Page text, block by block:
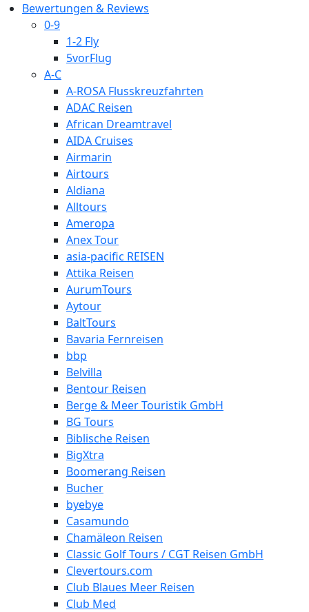
Bewertungen & Reviews
0-9
1-2 Fly
5vorFlug
A-C
A-ROSA Flusskreuzfahrten
ADAC Reisen
African Dreamtravel
AIDA Cruises
Airmarin
Airtours
Aldiana
Alltours
Ameropa
Anex Tour
asia-pacific REISEN
Attika Reisen
AurumTours
Aytour
BaltTours
Bavaria Fernreisen
bbp
Belvilla
Bentour Reisen
Berge & Meer Touristik GmbH
BG Tours
Biblische Reisen
BigXtra
Boomerang Reisen
Bucher
byebye
Casamundo
Chamäleon Reisen
Classic Golf Tours / CGT Reisen GmbH
Clevertours.com
Club Blaues Meer Reisen
Club Med